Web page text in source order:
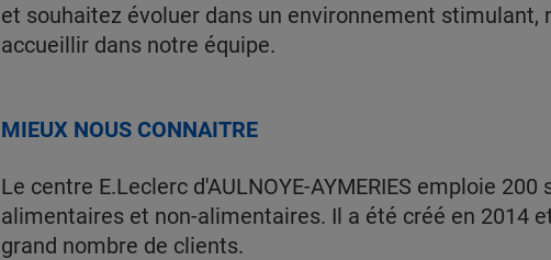
et souhaitez évoluer dans un environnement stimulant,
accueillir dans notre équipe.
MIEUX NOUS CONNAITRE
Le centre E.Leclerc d'AULNOYE-AYMERIES emploie
alimentaires et non-alimentaires. Il a été créé en 2014
grand nombre de clients.